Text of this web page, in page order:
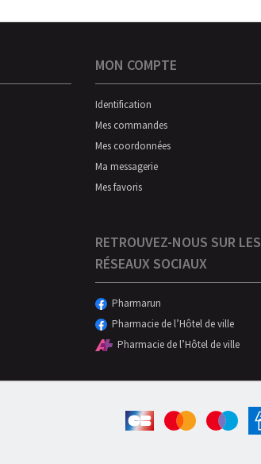
MON COMPTE
Identification
Mes commandes
Mes coordonnées
Ma messagerie
Mes favoris
RETROUVEZ-NOUS SUR LES
RÉSEAUX SOCIAUX
Pharmarun
Pharmacie de l’Hôtel de ville
Pharmacie de l’Hôtel de ville